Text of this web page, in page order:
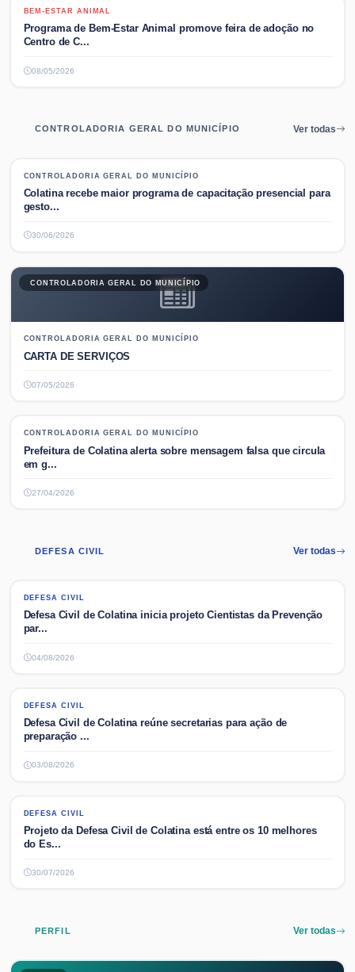
BEM-ESTAR ANIMAL
BEM-ESTAR ANIMAL
Programa de Bem-Estar Animal promove feira de adoção no
Centro de C...
08/05/2026
CONTROLADORIA GERAL DO MUNICÍPIO Ver todas
CONTROLADORIA GERAL DO MUNICÍPIO
CONTROLADORIA GERAL DO MUNICÍPIO
Colatina recebe maior programa de capacitação presencial para
gesto...
30/06/2026
CONTROLADORIA GERAL DO MUNICÍPIO
CONTROLADORIA GERAL DO MUNICÍPIO
CARTA DE SERVIÇOS
07/05/2026
CONTROLADORIA GERAL DO MUNICÍPIO
CONTROLADORIA GERAL DO MUNICÍPIO
Prefeitura de Colatina alerta sobre mensagem falsa que circula
em g...
27/04/2026
DEFESA CIVIL Ver todas
DEFESA CIVIL
DEFESA CIVIL
Defesa Civil de Colatina inicia projeto Cientistas da Prevenção
par...
04/08/2026
DEFESA CIVIL
DEFESA CIVIL
Defesa Civil de Colatina reúne secretarias para ação de
preparação ...
03/08/2026
DEFESA CIVIL
DEFESA CIVIL
Projeto da Defesa Civil de Colatina está entre os 10 melhores
do Es...
30/07/2026
PERFIL Ver todas